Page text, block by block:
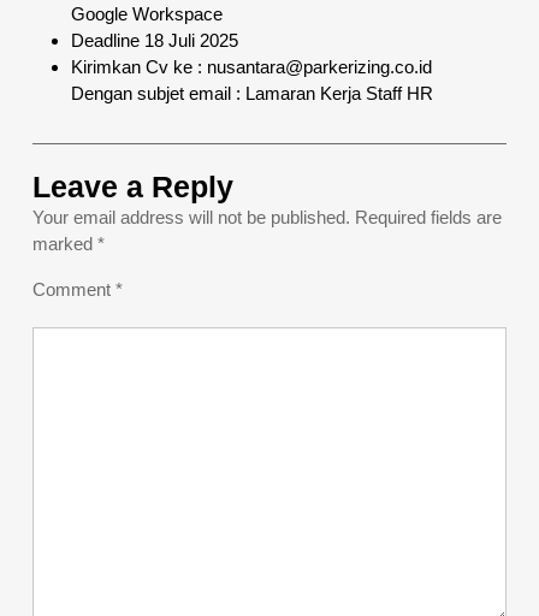
Google Workspace
Deadline 18 Juli 2025
Kirimkan Cv ke : nusantara@parkerizing.co.id
Dengan subjet email : Lamaran Kerja Staff HR
Leave a Reply
Your email address will not be published. Required fields are
marked *
Comment *